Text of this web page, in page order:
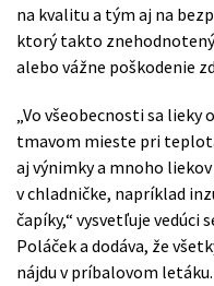
na kvalitu a tým aj na
ktorý takto
alebo vážne poškodenie
„Vo všeobecnosti sa lieky
tmavom mieste pri
aj výnimky a mnoho
v chladničke, napríklad
čapíky,“ vysvetľuje vedúci
Poláček a dodáva, že
nájdu v príbalovom letáku.